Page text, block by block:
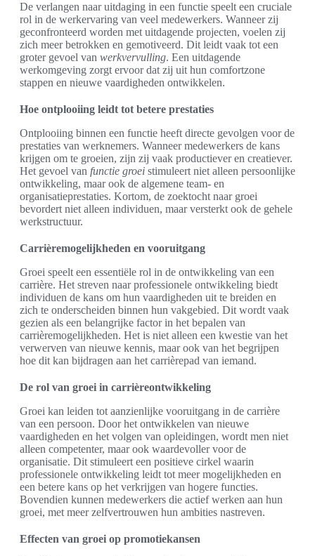
De verlangen naar uitdaging in een functie speelt een cruciale
rol in de werkervaring van veel medewerkers. Wanneer zij
geconfronteerd worden met uitdagende projecten, voelen zij
zich meer betrokken en gemotiveerd. Dit leidt vaak tot een
groter gevoel van werkvervulling. Een uitdagende
werkomgeving zorgt ervoor dat zij uit hun comfortzone
stappen en nieuwe vaardigheden ontwikkelen.
Hoe ontplooiing leidt tot betere prestaties
Ontplooiing binnen een functie heeft directe gevolgen voor de
prestaties van werknemers. Wanneer medewerkers de kans
krijgen om te groeien, zijn zij vaak productiever en creatiever.
Het gevoel van functie groei stimuleert niet alleen persoonlijke
ontwikkeling, maar ook de algemene team- en
organisatieprestaties. Kortom, de zoektocht naar groei
bevordert niet alleen individuen, maar versterkt ook de gehele
werkstructuur.
Carrièremogelijkheden en vooruitgang
Groei speelt een essentiële rol in de ontwikkeling van een
carrière. Het streven naar professionele ontwikkeling biedt
individuen de kans om hun vaardigheden uit te breiden en
zich te onderscheiden binnen hun vakgebied. Dit wordt vaak
gezien als een belangrijke factor in het bepalen van
carrièremogelijkheden. Het is niet alleen een kwestie van het
verwerven van nieuwe kennis, maar ook van het begrijpen
hoe dit kan bijdragen aan het carrièrepad van iemand.
De rol van groei in carrièreontwikkeling
Groei kan leiden tot aanzienlijke vooruitgang in de carrière
van een persoon. Door het ontwikkelen van nieuwe
vaardigheden en het volgen van opleidingen, wordt men niet
alleen competenter, maar ook waardevoller voor de
organisatie. Dit stimuleert een positieve cirkel waarin
professionele ontwikkeling leidt tot meer mogelijkheden en
een betere kans op het verkrijgen van hogere functies.
Bovendien kunnen medewerkers die actief werken aan hun
groei, met meer zelfvertrouwen hun ambities nastreven.
Effecten van groei op promotiekansen